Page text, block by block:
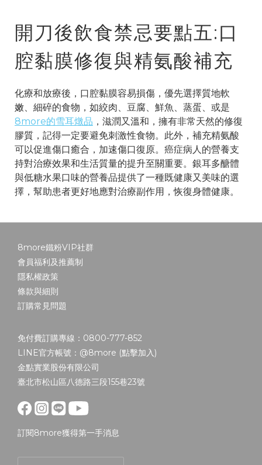
開刀後飲食禁忌要點五:口
腔黏膜修復與精氨酸補充
化療和放療後，口腔黏膜容易損傷，優先選擇質地軟
嫩、細碎的食物，如絞肉、豆腐、鮮魚、蒸蛋、或是
8more的雪耳燉品 ，滋潤又溫和，擁有非常天然的修復
膠質，記得一定要避免刺激性食物。此外，補充精氨酸
可以促進傷口癒合，加速傷口復原。癌症病人的營養支
持對治療效果和生活質量的提升至關重要。銀耳多醣體
與低糖水果口味的營養品提供了一種既健康又美味的選
擇，幫助患者更好地應對治療副作用，恢復身體健康。
8more鐵粉VIP社群
會員福利及推薦制
隱私權政策
條款與細則
訂購常見問題
免付費訂購專線：0800-777-852
LINE官方帳號：@8more (點擊加入)
金點實業股份有限公司
臺北市松山區八德路三段155巷23號
訂閱8more獲得第一手消息